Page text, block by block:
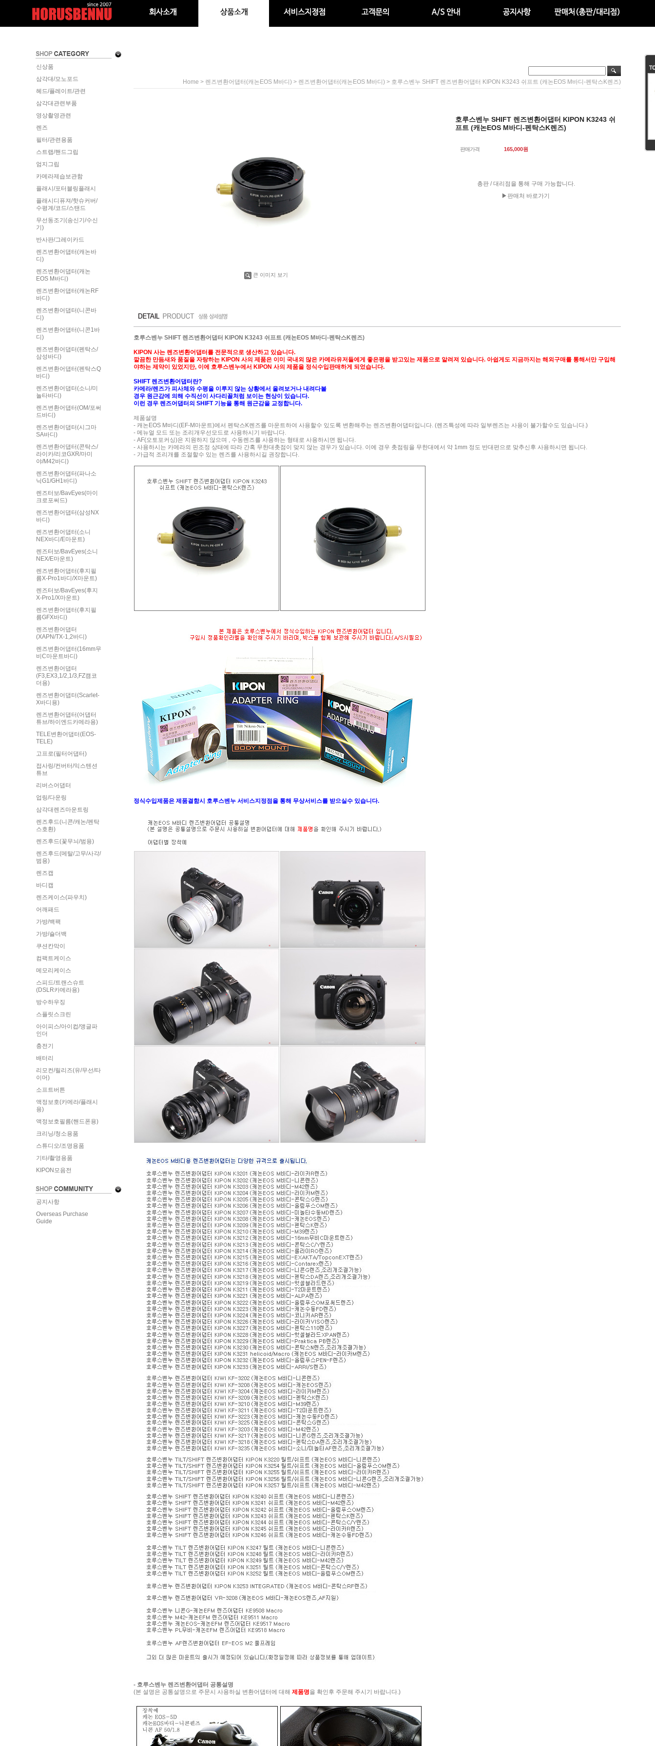
신상품
삼각대/모노포드
헤드/플레이트/관련
삼각대관련부품
영상촬영관련
렌즈
필터/관련용품
스트랩/핸드그립
엄지그립
카메라제습보관함
플래시/포터블링플래시
플래시디퓨져/핫슈커버/
수평계/코드/스탠드
무선동조기(송신기/수신
기)
반사판/그레이카드
렌즈변환어댑터(캐논바
디)
렌즈변환어댑터(캐논
EOS M바디)
렌즈변환어댑터(캐논RF
바디)
렌즈변환어댑터(니콘바
디)
렌즈변환어댑터(니콘1바
디)
렌즈변환어댑터(펜탁스/
삼성바디)
렌즈변환어댑터(펜탁스Q
바디)
렌즈변환어댑터(소니/미
놀타바디)
렌즈변환어댑터(OM/포써
드바디)
렌즈변환어댑터(시그마
SA바디)
렌즈변환어댑터(콘탁스/
라이카/리코GXR/마미
야/M42바디)
렌즈변환어댑터(파나소
닉G1/GH1바디)
렌즈터보/BavEyes(마이
크로포써드)
렌즈변환어댑터(삼성NX
바디)
렌즈변환어댑터(소니
NEX바디/E마운트)
렌즈터보/BavEyes(소니
NEX/E마운트)
렌즈변환어댑터(후지필
름X-Pro1바디/X마운트)
렌즈터보/BavEyes(후지
X-Pro1/X마운트)
렌즈변환어댑터(후지필
름GFX바디)
렌즈변환어댑터
(XAPN/TX-1,2바디)
렌즈변환어댑터(16mm무
비C마운트바디)
렌즈변환어댑터
(F3,EX3,1/2,1/3,FZ캠코
더용)
렌즈변환어댑터(Scarlet-
X바디용)
렌즈변환어댑터(어댑터
튜브/하이엔드카메라용)
TELE변환어댑터(EOS-
TELE)
고프로(필터어댑터)
접사링/컨버터/익스텐션
튜브
리버스어댑터
업링/다운링
삼각대렌즈마운트링
렌즈후드(니콘/캐논/펜탁
스호환)
렌즈후드(꽃무늬/범용)
렌즈후드(메탈/고무/사각/
범용)
렌즈캡
바디캡
렌즈케이스(파우치)
어깨패드
가방/백팩
가방/숄더백
쿠션칸막이
컴팩트케이스
메모리케이스
스피드/트랜스슈트
(DSLR카메라용)
방수하우징
스플릿스크린
아이피스/아이컵/앵글파
인더
충전기
배터리
리모컨/릴리즈(유/무선/타
이머)
소프트버튼
액정보호(카메라/플래시
용)
액정보호필름(핸드폰용)
크리닝/청소용품
스튜디오/조명용품
기타/촬영용품
KIPON모음전
공지사항
Overseas Purchase
Guide
Home > 렌즈변환어댑터(캐논EOS M바디) > 렌즈변환어댑터(캐논EOS M바디) > 호루스벤누 SHIFT 렌즈변환어댑터 KIPON K3243 쉬프트 (캐논EOS M바디-펜탁스K렌즈)
큰 이미지 보기
호루스벤누 SHIFT 렌즈변환어댑터 KIPON K3243 쉬
프트 (캐논EOS M바디-펜탁스K렌즈)
판매가격 165,000원
총판 / 대리점을 통해 구매 가능합니다.
▶판매처 바로가기
호루스벤누 SHIFT 렌즈변환어댑터 KIPON K3243 쉬프트 (캐논EOS M바디-펜탁스K렌즈)
KIPON 사는 렌즈변환어댑터를 전문적으로 생산하고 있습니다.
깔끔한 만듬새와 품질을 자랑하는 KIPON 사의 제품은 이미 국내외 많은 카메라유저들에게 좋은평을 받고있는 제품으로 알려져 있습니다. 아쉽게도 지금까지는 해외구매를 통해서만 구입해
야하는 제약이 있었지만, 이에 호루스벤누에서 KIPON 사의 제품을 정식수입판매하게 되었습니다.
SHIFT 렌즈변환어댑터란?
카메라/렌즈가 피사체와 수평을 이루지 않는 상황에서 올려보거나 내려다볼
경우 원근감에 의해 수직선이 사다리꼴처럼 보이는 현상이 있습니다.
이런 경우 렌즈어댑터의 SHIFT 기능을 통해 원근감을 교정합니다.
제품설명
- 캐논EOS M바디(EF-M마운트)에서 펜탁스K렌즈를 마운트하여 사용할수 있도록 변환해주는 렌즈변환어댑터입니다. (렌즈특성에 따라 일부렌즈는 사용이 불가할수도 있습니다.)
- 메뉴얼 모드 또는 조리개우선모드로 사용하시기 바랍니다.
- AF(오토포커싱)은 지원하지 않으며 , 수동렌즈를 사용하는 형태로 사용하시면 됩니다.
- 사용하시는 카메라의 핀조정 상태에 따라 간혹 무한대촛점이 맞지 않는 경우가 있습니다. 이에 경우 촛점링을 무한대에서 약 1mm 정도 반대편으로 맞추신후 사용하시면 됩니다.
- 가급적 조리개를 조절할수 있는 렌즈를 사용하시길 권장합니다.
정식수입제품은 제품결함시 호루스벤누 서비스지정점을 통해 무상서비스를 받으실수 있습니다.
- 호루스벤누 렌즈변환어댑터 공통설명
(본 설명은 공통설명으로 주문시 사용하실 변환어댑터에 대해 제품명을 확인후 주문해 주시기 바랍니다.)